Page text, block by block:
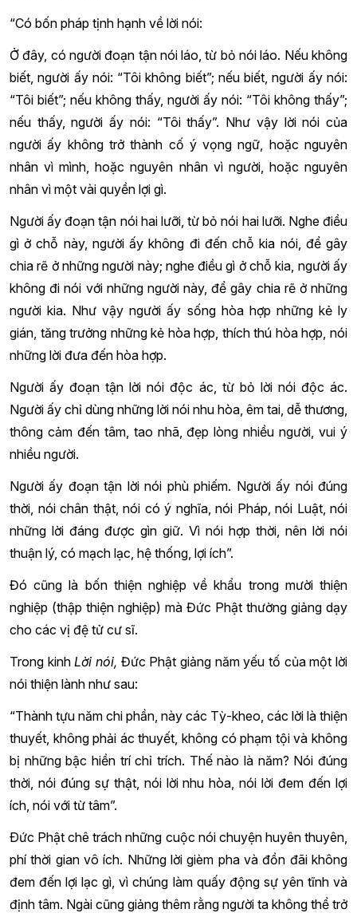
“Có bốn pháp tịnh hạnh về lời nói:
Ở đây, có người đoạn tận nói láo, từ bỏ nói láo. Nếu không
biết, người ấy nói: “Tôi không biết”; nếu biết, người ấy nói:
“Tôi biết”; nếu không thấy, người ấy nói: “Tôi không thấy”;
nếu thấy, người ấy nói: “Tôi thấy”. Như vậy lời nói của
người ấy không trở thành cố ý vọng ngữ, hoặc nguyên
nhân vì mình, hoặc nguyên nhân vì người, hoặc nguyên
nhân vì một vài quyền lợi gì.
Người ấy đoạn tận nói hai lưỡi, từ bỏ nói hai lưỡi. Nghe điều
gì ở chỗ này, người ấy không đi đến chỗ kia nói, để gây
chia rẽ ở những người này; nghe điều gì ở chỗ kia, người ấy
không đi nói với những người này, để gây chia rẽ ở những
người kia. Như vậy người ấy sống hòa hợp những kẻ ly
gián, tăng trưởng những kẻ hòa hợp, thích thú hòa hợp, nói
những lời đưa đến hòa hợp.
Người ấy đoạn tận lời nói độc ác, từ bỏ lời nói độc ác.
Người ấy chỉ dùng những lời nói nhu hòa, êm tai, dễ thương,
thông cảm đến tâm, tao nhã, đẹp lòng nhiều người, vui ý
nhiều người.
Người ấy đoạn tận lời nói phù phiếm. Người ấy nói đúng
thời, nói chân thật, nói có ý nghĩa, nói Pháp, nói Luật, nói
những lời đáng được gìn giữ. Vì nói hợp thời, nên lời nói
thuận lý, có mạch lạc, hệ thống, lợi ích”.
Đó cũng là bốn thiện nghiệp về khẩu trong mười thiện
nghiệp (thập thiện nghiệp) mà Đức Phật thường giảng dạy
cho các vị đệ tử cư sĩ.
Trong kinhLời nói, Đức Phật giảng năm yếu tố của một lời
nói thiện lành như sau:
“Thành tựu năm chi phần, này các Tỳ-kheo, các lời là thiện
thuyết, không phải ác thuyết, không có phạm tội và không
bị những bậc hiền trí chỉ trích. Thế nào là năm? Nói đúng
thời, nói đúng sự thật, nói lời nhu hòa, nói lời đem đến lợi
ích, nói với từ tâm”.
Ðức Phật chê trách những cuộc nói chuyện huyên thuyên,
phí thời gian vô ích. Những lời gièm pha và đồn đãi không
đem đến lợi lạc gì, vì chúng làm quấy động sự yên tĩnh và
định tâm. Ngài cũng giảng thêm rằng người ta không thể trở